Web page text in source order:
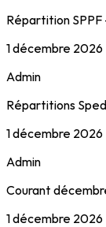
Répartition SPPF
1 décembre 2026
Admin
Répartitions
1 décembre 2026
Admin
Courant
1 décembre 2026